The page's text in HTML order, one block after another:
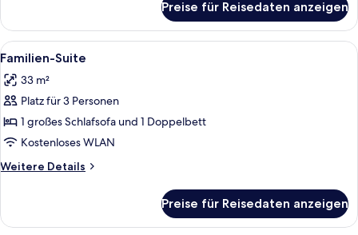
Zimmer
(Jungfrau)
Preise für Reisedaten anzeigen
Alle
Fotos
für
Familien-
Suite
anzeigen
Ein Zimmer mit Blick durch ein
6
Familien-Suite
33 m²
Platz für 3 Personen
1 großes Schlafsofa und 1 Doppelbett
Kostenloses WLAN
Weitere Details
Weitere
Suite
Preise für Reisedaten anzeigen